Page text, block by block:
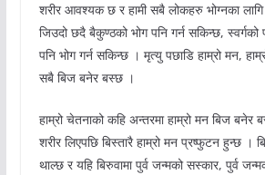
शरीर आवश्यक छ र हामी सबै लोकहरु भोग्नका
जिउदो छदै बैकुण्ठको भोग पनि गर्न सकिन्छ, स्वर्गको
पनि भोग गर्न सकिन्छ । मृत्यु पछाडि हाम्रो मन,
सबै बिज बनेर बस्छ ।
हाम्रो चेतनाको कहि अन्तरमा हाम्रो मन बिज बनेर
शरीर लिएपछि बिस्तारै हाम्रो मन प्रष्फुटन हुन्छ ।
थाल्छ र यहि बिरुवामा पुर्व जन्मको सस्कार, पुर्व